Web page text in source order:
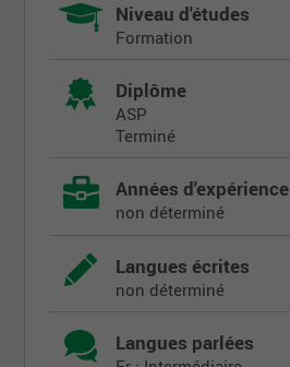
Niveau d'études
Formation
Diplôme
ASP
Terminé
Années d'expérience
non déterminé
Langues écrites
non déterminé
Langues parlées